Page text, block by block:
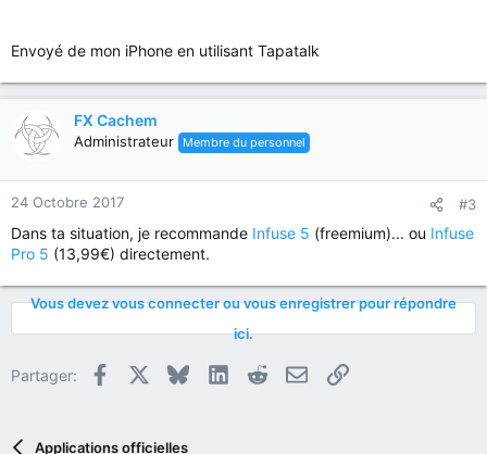
Envoyé de mon iPhone en utilisant Tapatalk
FX Cachem
Administrateur Membre du personnel
24 Octobre 2017 #3
Dans ta situation, je recommande Infuse 5 (freemium)... ou Infuse
Pro 5 (13,99€) directement.
Vous devez vous connecter ou vous enregistrer pour répondre
ici.
Partager: Facebook BlueskyLinkedInRedditE-mailLien
Applications officielles